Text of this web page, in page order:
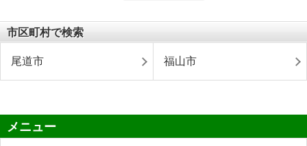
市区町村で検索
尾道市 福山市
メニュー